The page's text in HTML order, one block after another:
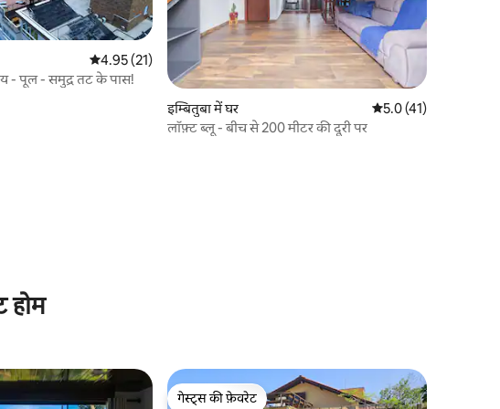
औसत रेटिंग 5 में से 4.95, 21 समीक्षाएँ
4.95 (21)
- पूल - समुद्र तट के पास!
इम्बितुबा में घर औसत रेटिंग 5 में से 5.0,
5.0 (41)
लॉफ़्ट ब्लू - बीच से 200 मीटर की दूरी पर
होम
गेस्ट्स की फ़ेवरेट